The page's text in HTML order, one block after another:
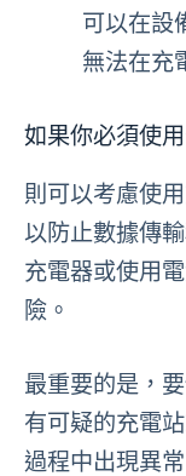
可以在設
無法在充
如果你必須使
則可以考慮使
以防止數據傳
充電器或使用
險。
最重要的是，
有可疑的充電
過程中出現異